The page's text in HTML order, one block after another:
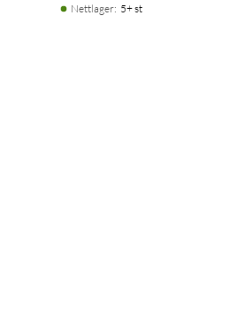
Nettlager: 5+ st